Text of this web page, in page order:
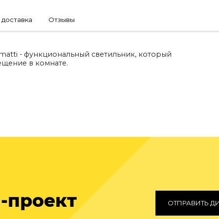
Отзывы
- функциональный светильник, который
в комнате.
проект
ОТПРАВИТЬ